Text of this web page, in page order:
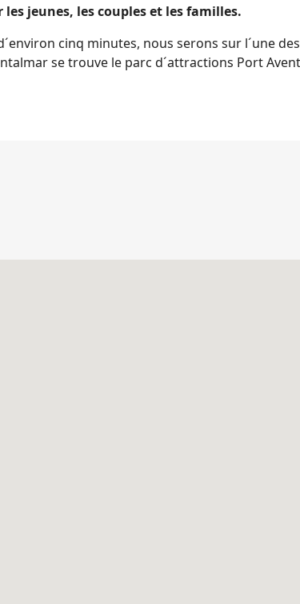
jeunes, les couples et les familles.
cinq minutes, nous serons sur l´une
se trouve le parc d´attractions Port